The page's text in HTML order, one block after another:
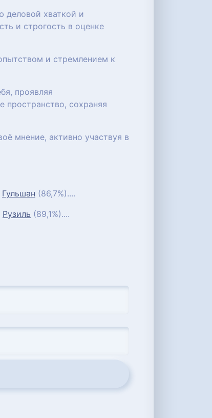
деловой хваткой и
и строгость в оценке
и стремлением к
проявляя
пространство, сохраняя
мнение, активно участвуя в
Гульшан (86,7%)....
Рузиль (89,1%)....